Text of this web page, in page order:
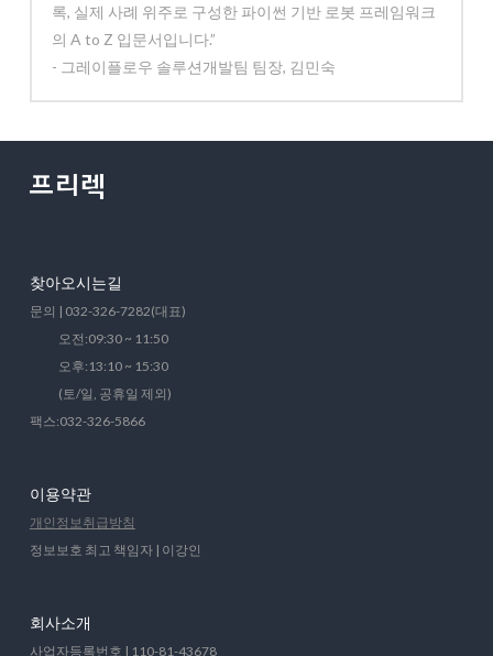
록, 실제 사례 위주로 구성한 파이썬 기반 로봇 프레임워크
의 A to Z 입문서입니다.”
- 그레이플로우 솔루션개발팀 팀장, 김민숙
찾아오시는길
문의 | 032-326-7282(대표)
오전:09:30 ~ 11:50
오후:13:10 ~ 15:30
(토/일, 공휴일 제외)
팩스:032-326-5866
이용약관
개인정보취급방침
정보보호 최고 책임자 | 이강인
회사소개
사업자등록번호 | 110-81-43678